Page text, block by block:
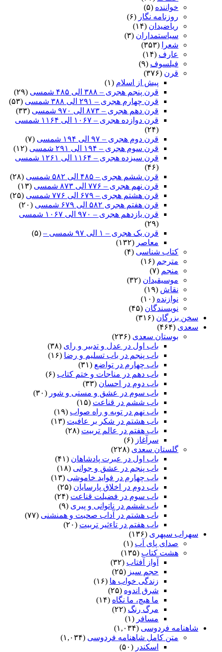
خواننده (۵)
روزنامه نگار (۶)
ریاضیدان (۱۴)
سیاستمداران (۳)
شعرا
(۳۵۳)
عارف (۱۴)
فیلسوف (۹)
قرن (۳۷۶)
پیش از اسلام (۱)
قرن پنجم هجری – ۳۸۸ الی ۴۸۵ شمسی
(۲۹)
قرن چهارم هجری – ۲۹۱ الی ۳۸۸ شمسی
(۵۳)
قرن دهم هجری – ۸۷۳ الی ۹۷۰ شمسی
(۳۳)
قرن دوازده هجری – ۱۰۶۷ الی ۱۱۶۴ شمسی
(۲۴)
قرن دوم هجری – ۹۷ الی ۱۹۴ شمسی
(۷)
قرن سوم هجری – ۱۹۴ الی ۲۹۱ شمسی
(۱۲)
قرن سیزده هجری – ۱۱۶۴ الی ۱۲۶۱ شمسی
(۴۶)
قرن ششم هجری – ۴۸۵ الی ۵۸۲ شمسی
(۲۸)
قرن نهم هجری – ۷۷۶ الی ۸۷۳ شمسی
(۱۳)
قرن هشتم هجری – ۶۷۹ الی ۷۷۶ شمسی
(۲۵)
قرن هفتم هجری ۵۸۲ الی ۶۷۹ شمسی
(۲۰)
قرن یازدهم هجری – ۹۷۰ الی ۱۰۶۷ شمسی
(۲۹)
قرن یک هجری – ۱ الی ۹۷ شمسی –
(۵)
معاصر (۱۳۲)
کتاب شناسی (۴)
مترجم (۱۶)
منجم (۷)
موسیقیدان (۳۲)
نقاش (۱۹)
نوازنده (۱۰)
نویسندگان (۴۵)
سخن بزرگان (۳۱۶)
سعدی (۴۶۴)
بوستان سعدی (۲۳۶)
باب اول در عدل و تدبیر و رای (۳۸)
باب پنجم در باب تسلیم و رضا (۱۶)
باب چهارم در تواضع (۳۱)
باب دهم در مناجات و ختم کتاب (۶)
باب دوم در احسان (۳۳)
باب سوم در عشق و مستی و شور (۳۰)
باب ششم در قناعت (۱۵)
باب نهم در توبه و راه صواب (۱۹)
باب هشتم در شکر بر عافیت (۱۳)
باب هفتم در عالم تربیت (۲۸)
سرآغاز (۶)
گلستان سعدی (۲۲۸)
باب اول در عبرت پادشاهان (۴۱)
باب پنجم در عشق و جوانى (۱۸)
باب چهارم در فواید خاموشى (۱۳)
باب دوم در اخلاق پارسایان (۲۵)
باب سوم در فضیلت قناعت (۲۴)
باب ششم در ناتوانى و پیرى (۹)
باب هشتم در آداب صحبت و همنشنى (۷۷)
باب هفتم در تاءثیر تربیت (۲۰)
سهراب سپهری (۱۳۶)
صدای پای آب (۱)
هشت کتاب (۱۳۵)
آواز آفتاب (۳۲)
حجم سبز (۲۵)
زندگی خواب ها (۱۶)
شرق اندوه (۲۵)
ما هیچ، ما نگاه (۱۴)
مرگ رنگ (۲۲)
مسافر (۱)
شاهنامه فردوسی (۱,۰۳۴)
متن کامل شاهنامه فردوسی (۱,۰۳۴)
اسکندر (۵۰)